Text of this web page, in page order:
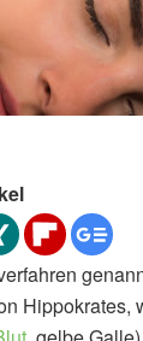
Hippokrates,